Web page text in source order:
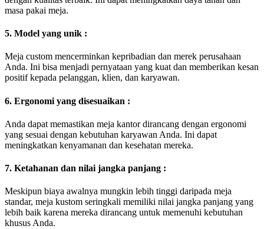
masa pakai meja.
5. Model yang unik :
Meja custom mencerminkan kepribadian dan merek perusahaan
Anda. Ini bisa menjadi pernyataan yang kuat dan memberikan kesan
positif kepada pelanggan, klien, dan karyawan.
6. Ergonomi yang disesuaikan :
Anda dapat memastikan meja kantor dirancang dengan ergonomi
yang sesuai dengan kebutuhan karyawan Anda. Ini dapat
meningkatkan kenyamanan dan kesehatan mereka.
7. Ketahanan dan nilai jangka panjang :
Meskipun biaya awalnya mungkin lebih tinggi daripada meja
standar, meja kustom seringkali memiliki nilai jangka panjang yang
lebih baik karena mereka dirancang untuk memenuhi kebutuhan
khusus Anda.